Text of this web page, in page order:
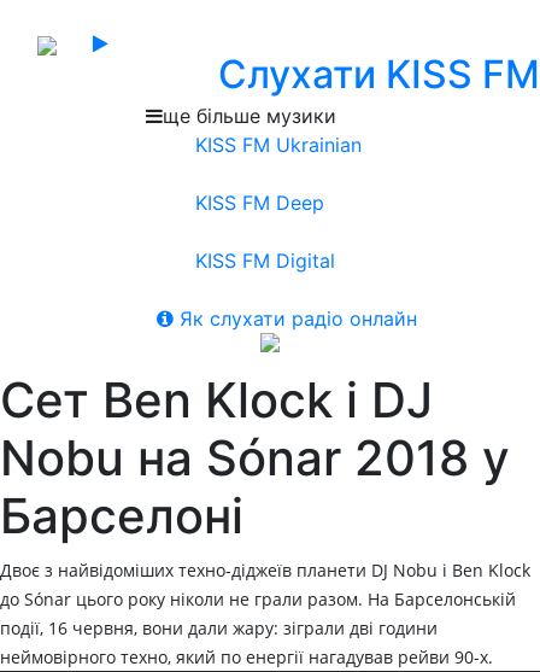
Слухати KISS FM
ще більше музики
KISS FM Ukrainian
KISS FM Deep
KISS FM Digital
Як слухати радіо онлайн
Сет Ben Klock і DJ
Nobu на Sónar 2018 у
Барселоні
Двоє з найвідоміших техно-діджеїв планети DJ Nobu і Ben Klock
до Sónar цього року ніколи не грали разом. На Барселонській
події, 16 червня, вони дали жару: зіграли дві години
неймовірного техно, який по енергії нагадував рейви 90-х.